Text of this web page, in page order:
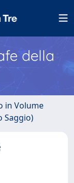
della
in Volume
Saggio)